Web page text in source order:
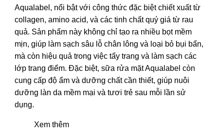
Aqualabel, nổi bật với công thức đặc biệt chiết xuất từ
collagen, amino acid, và các tinh chất quý giá từ rau
quả. Sản phẩm này không chỉ tạo ra nhiều bọt mềm
mịn, giúp làm sạch sâu lỗ chân lông và loại bỏ bụi bẩn,
mà còn hiệu quả trong việc tẩy trang và làm sạch các
lớp trang điểm. Đặc biệt, sữa rửa mặt Aqualabel còn
cung cấp độ ẩm và dưỡng chất cần thiết, giúp nuôi
dưỡng làn da mềm mại và tươi trẻ sau mỗi lần sử
dụng.
Xem thêm